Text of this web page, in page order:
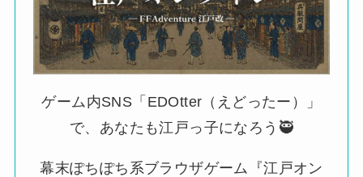
ゲーム内SNS「EDOtter（えどったー）」
で、あなたも江戸っ子になろう🥷
幕末ぽちぽち系ブラウザゲーム『江戸オン